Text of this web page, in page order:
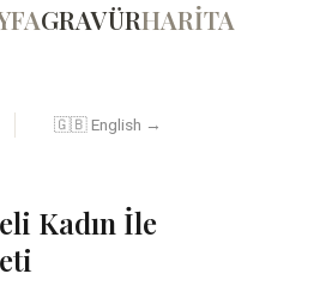
GRAVÜRHARİTA
🇬🇧 English →
Kadın İle